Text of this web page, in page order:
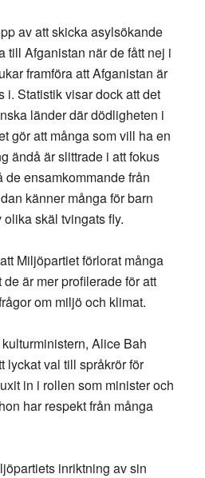
av att skicka asylsökande
till Afganistan när de fått nej i
framföra att Afganistan är
i. Statistik visar dock att det
länder där dödligheten i
gör att många som vill ha en
ändå är slittrade i att fokus
de ensamkommande från
känner många för barn
skäl tvingats fly.
Miljöpartiet förlorat många
är mer profilerade för att
om miljö och klimat.
Alice Bah
lyckat val till språkrör för
in i rollen som minister och
har respekt från många
inriktning av sin